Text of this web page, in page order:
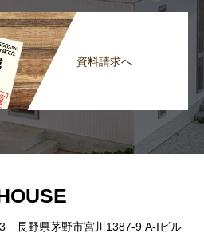
資料請求へ
野県茅野市宮川1387-9 A-Iビル